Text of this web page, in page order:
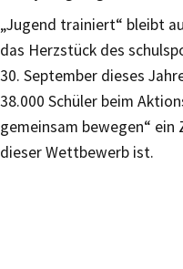
„Jugend trainiert“ bleibt
das Herzstück des
30. September dieses
38.000 Schüler beim
gemeinsam bewegen“
dieser Wettbewerb ist.